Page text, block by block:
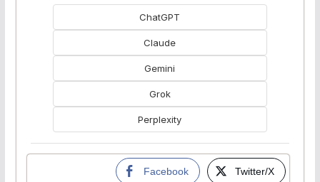
ChatGPT
Claude
Gemini
Grok
Perplexity
Facebook Twitter/X